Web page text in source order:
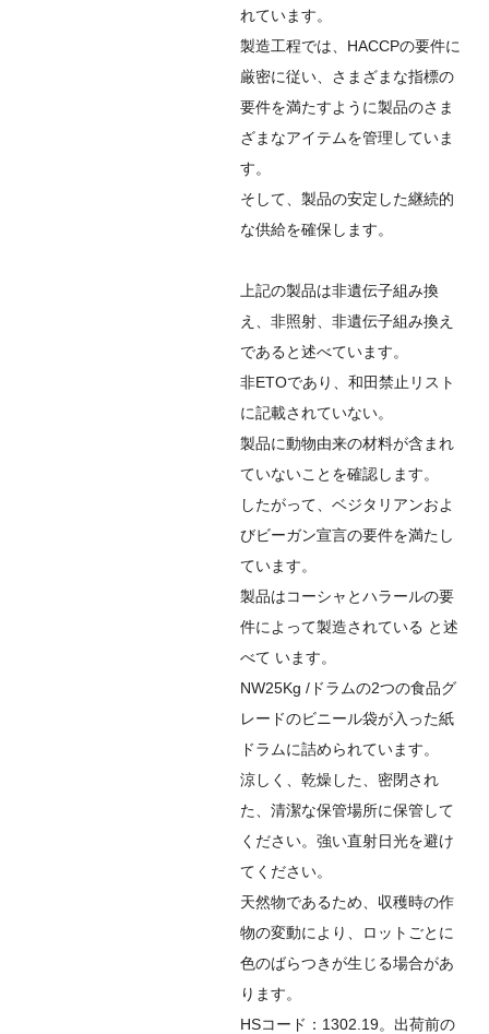
れています。
製造工程では、HACCPの要件に
厳密に従い、さまざまな指標の
要件を満たすように製品のさま
ざまなアイテムを管理していま
す。
そして、製品の安定した継続的
な供給を確保します。
上記の製品は非遺伝子組み換
え、非照射、非遺伝子組み換え
であると述べています。
非ETOであり、和田禁止リスト
に記載されていない。
製品に動物由来の材料が含まれ
ていないことを確認します。
したがって、ベジタリアンおよ
びビーガン宣言の要件を満たし
ています。
製品はコーシャとハラールの要
件によって製造されている と述
べて います。
NW25Kg /ドラムの2つの食品グ
レードのビニール袋が入った紙
ドラムに詰められています。
涼しく、乾燥した、密閉され
た、清潔な保管場所に保管して
ください。強い直射日光を避け
てください。
天然物であるため、収穫時の作
物の変動により、ロットごとに
色のばらつきが生じる場合があ
ります。
HSコード：1302.19。出荷前の